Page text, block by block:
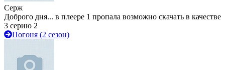
Серж
Доброго дня... в плеере 1 пропала возможно скачать в качестве
3 серию 2
Погоня (2 сезон)